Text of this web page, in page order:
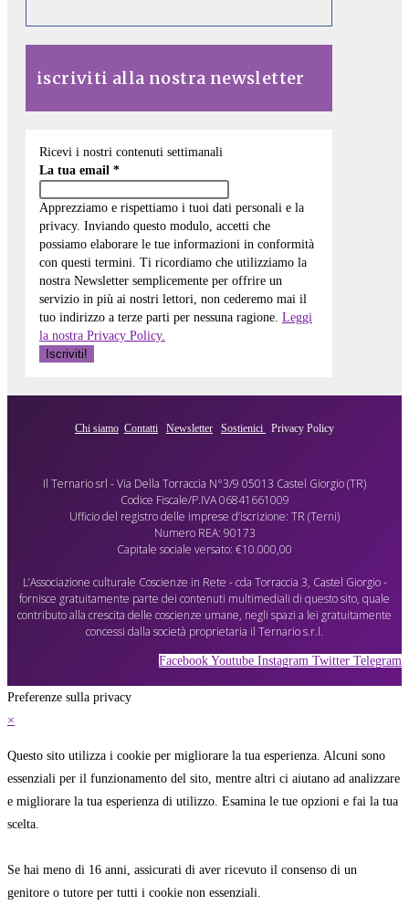
iscriviti alla nostra newsletter
Ricevi i nostri contenuti settimanali
La tua email *
Apprezziamo e rispettiamo i tuoi dati personali e la
privacy. Inviando questo modulo, accetti che
possiamo elaborare le tue informazioni in conformità
con questi termini. Ti ricordiamo che utilizziamo la
nostra Newsletter semplicemente per offrire un
servizio in più ai nostri lettori, non cederemo mai il
tuo indirizzo a terze parti per nessuna ragione. Leggi
la nostra Privacy Policy.
Chi siamo Contatti Newsletter Sostienici Privacy Policy
Il Ternario srl - Via Della Torraccia N°3/9 05013 Castel Giorgio (TR)
Codice Fiscale/P.IVA 06841661009
Ufficio del registro delle imprese d’iscrizione: TR (Terni)
Numero REA: 90173
Capitale sociale versato: €10.000,00
L’Associazione culturale Coscienze in Rete - cda Torraccia 3, Castel Giorgio -
fornisce gratuitamente parte dei contenuti multimediali di questo sito, quale
contributo alla crescita delle coscienze umane, negli spazi a lei gratuitamente
concessi dalla società proprietaria il Ternario s.r.l.
Facebook Youtube Instagram Twitter Telegram
Preferenze sulla privacy
×
Questo sito utilizza i cookie per migliorare la tua esperienza. Alcuni sono
essenziali per il funzionamento del sito, mentre altri ci aiutano ad analizzare
e migliorare la tua esperienza di utilizzo. Esamina le tue opzioni e fai la tua
scelta.
Se hai meno di 16 anni, assicurati di aver ricevuto il consenso di un
genitore o tutore per tutti i cookie non essenziali.